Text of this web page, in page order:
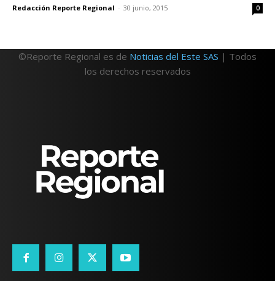
Redacción Reporte Regional - 30 junio, 2015 0
©Reporte Regional es de Noticias del Este SAS | Todos
los derechos reservados